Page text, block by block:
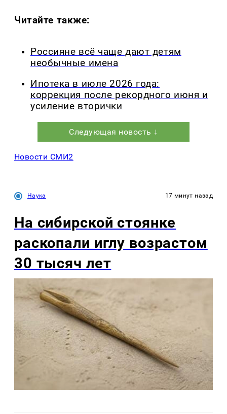
Читайте также:
Россияне всё чаще дают детям
необычные имена
Ипотека в июле 2026 года:
коррекция после рекордного июня и
усиление вторички
Следующая новость ↓
Новости СМИ2
Наука 17 минут назад
На сибирской стоянке
раскопали иглу возрастом
30 тысяч лет